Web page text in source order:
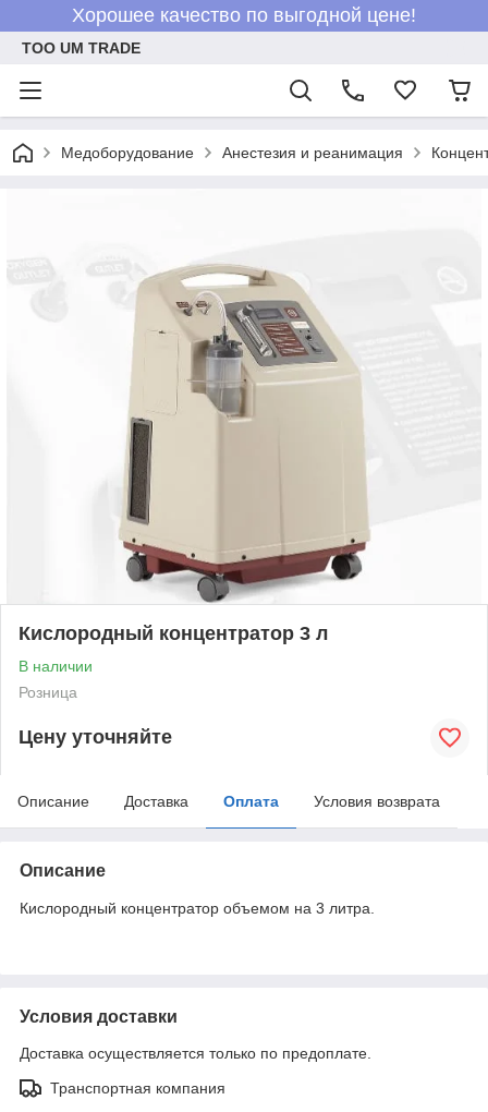
Хорошее качество по выгодной цене!
ТОО UM TRADE
Медоборудование Анестезия и реанимация
Кислородный концентратор 3 л
В наличии
Розница
Цену уточняйте
Описание Доставка Оплата Условия возврата
Описание
Кислородный концентратор объемом на 3 литра.
Условия доставки
Доставка осуществляется только по предоплате.
Транспортная компания